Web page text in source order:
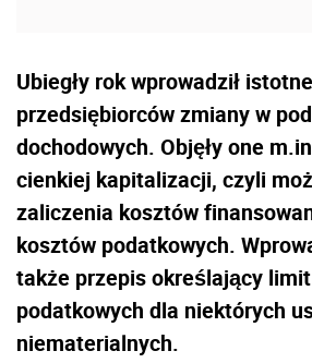
Ubiegły rok wprowadził
przedsiębiorców zmiany w
dochodowych. Objęły one
cienkiej kapitalizacji, czyli
zaliczenia kosztów
kosztów podatkowych.
także przepis określający
podatkowych dla niektórych
niematerialnych.